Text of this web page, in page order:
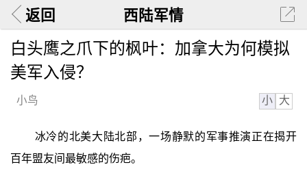
返回 西陆军情
白头鹰之爪下的枫叶：加拿大为何模拟
美军入侵？
小鸟 小 大
冰冷的北美大陆北部，一场静默的军事推演正在揭开
百年盟友间最敏感的伤疤。